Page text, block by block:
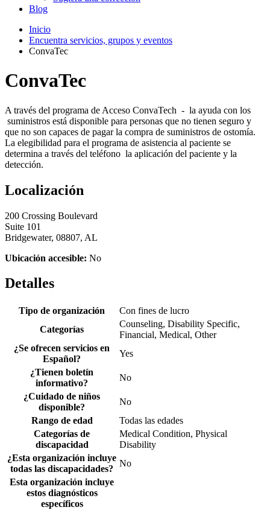
Blog
Inicio
Encuentra servicios, grupos y eventos
ConvaTec
ConvaTec
A través del programa de Acceso ConvaTech - la ayuda con los
suministros está disponible para personas que no tienen seguro y
que no son capaces de pagar la compra de suministros de ostomía.
La elegibilidad para el programa de asistencia al paciente se
determina a través del teléfono la aplicación del paciente y la
detección.
Localización
200 Crossing Boulevard
Suite 101
Bridgewater, 08807, AL
Ubicación accesible: No
Detalles
Tipo de organización
Con fines de lucro
Categorías
Counseling, Disability Specific,
Financial, Medical, Other
¿Se ofrecen servicios en
Español?
Yes
¿Tienen boletín
informativo?
No
¿Cuidado de niños
disponible?
No
Rango de edad
Todas las edades
Categorías de
discapacidad
Medical Condition, Physical
Disability
¿Esta organización incluye
todas las discapacidades?
No
Esta organización incluye
estos diagnósticos
específicos